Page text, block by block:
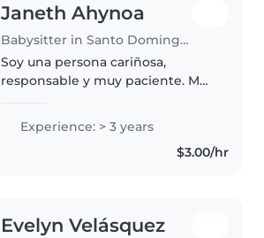
Janeth Ahynoa
Babysitter in Santo Domingo de los Colorados
Soy una persona cariñosa,
responsable y muy paciente. Me
los niños, jugar con ellos,
ayudarlos en sus tareas y
cuidarlos con mucho amor. Soy
Experience: > 3 years
$3.00/hr
Evelyn Velásquez